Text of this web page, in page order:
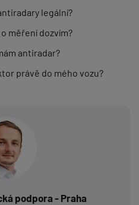
legální?
měření dozvím?
antiradar?
právě do mého vozu?
podpora - Praha